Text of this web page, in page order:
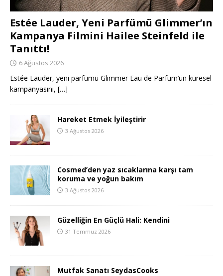
Estée Lauder, Yeni Parfümü Glimmer’ın
Kampanya Filmini Hailee Steinfeld ile
Tanıttı!
6 Ağustos 2026
Estée Lauder, yeni parfümü Glimmer Eau de Parfum’ün küresel
kampanyasını, […]
Hareket Etmek İyileştirir
3 Ağustos 2026
Cosmed’den yaz sıcaklarına karşı tam
koruma ve yoğun bakım
3 Ağustos 2026
Güzelliğin En Güçlü Hali: Kendini
31 Temmuz 2026
Mutfak Sanatı SeydasCooks